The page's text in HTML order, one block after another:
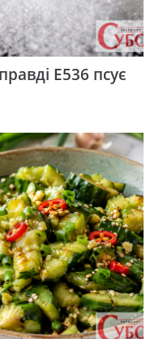
Е536 псує